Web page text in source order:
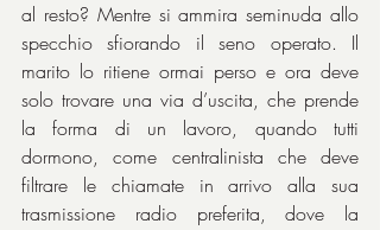
al resto? Mentre si ammira seminuda allo
specchio sfiorando il seno operato. Il
marito lo ritiene ormai perso e ora deve
solo trovare una via d’uscita, che prende
la forma di un lavoro, quando tutti
dormono, come centralinista che deve
filtrare le chiamate in arrivo alla sua
trasmissione radio preferita, dove la